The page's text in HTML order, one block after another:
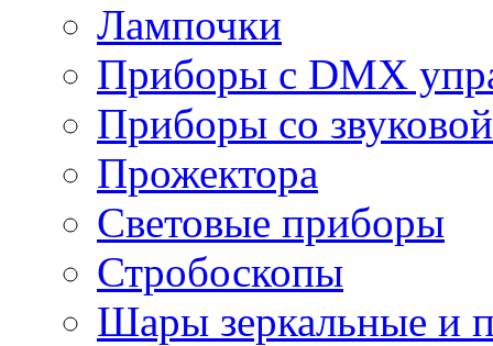
Лампочки
Приборы с DMX
Приборы со
Прожектора
Световые приборы
Стробоскопы
Шары зеркальные и